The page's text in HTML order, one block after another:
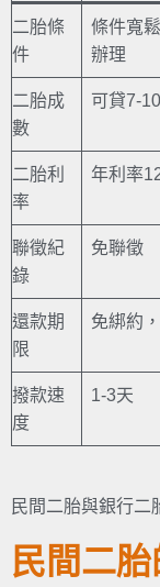
二胎條
件
條件寬
辦理
二胎成
數
可貸7-
二胎利
率
年利率
聯徵紀
錄
免聯徵
還款期
限
免綁約
撥款速
度
1-3天
民間二胎與銀行二
民間二